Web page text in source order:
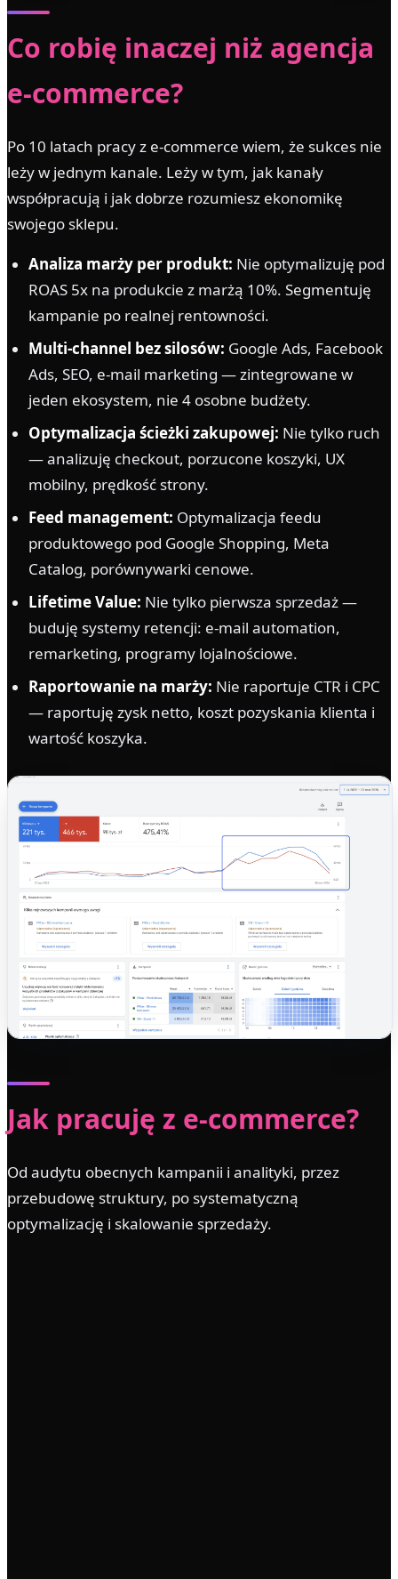
Co robię inaczej niż agencja
e-commerce?
Po 10 latach pracy z e-commerce wiem, że sukces nie
leży w jednym kanale. Leży w tym, jak kanały
współpracują i jak dobrze rozumiesz ekonomikę
swojego sklepu.
Analiza marży per produkt: Nie optymalizuję pod
ROAS 5x na produkcie z marżą 10%. Segmentuję
kampanie po realnej rentowności.
Multi-channel bez silosów: Google Ads, Facebook
Ads, SEO, e-mail marketing — zintegrowane w
jeden ekosystem, nie 4 osobne budżety.
Optymalizacja ścieżki zakupowej: Nie tylko ruch
— analizuję checkout, porzucone koszyki, UX
mobilny, prędkość strony.
Feed management: Optymalizacja feedu
produktowego pod Google Shopping, Meta
Catalog, porównywarki cenowe.
Lifetime Value: Nie tylko pierwsza sprzedaż —
buduję systemy retencji: e-mail automation,
remarketing, programy lojalnościowe.
Raportowanie na marży: Nie raportuje CTR i CPC
— raportuję zysk netto, koszt pozyskania klienta i
wartość koszyka.
Jak pracuję z e-commerce?
Od audytu obecnych kampanii i analityki, przez
przebudowę struktury, po systematyczną
optymalizację i skalowanie sprzedaży.